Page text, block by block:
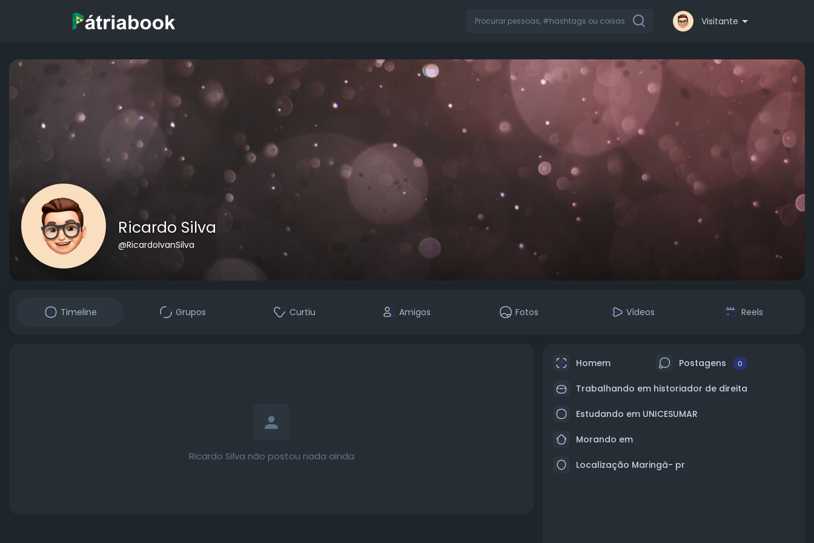
Visitante
Ricardo Silva
@RicardoIvanSilva
Timeline Grupos Curtiu Amigos Fotos Vídeos Reels
Ricardo Silva não postou nada ainda
Homem Postagens 0
Trabalhando em historiador de direita
Estudando em UNICESUMAR
Morando em
Localização Maringá- pr